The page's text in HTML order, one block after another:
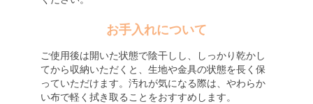
お手入れについて
ご使用後は開いた状態で陰干しし、しっかり乾かし
てから収納いただくと、生地や金具の状態を長く保
っていただけます。汚れが気になる際は、やわらか
い布で軽く拭き取ることをおすすめします。